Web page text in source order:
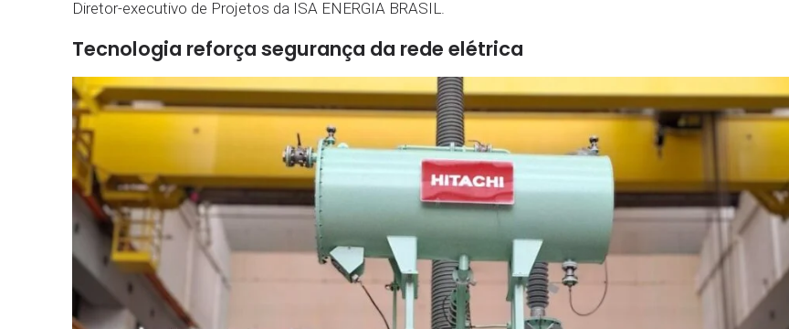
Diretor-executivo de Projetos da ISA ENERGIA BRASIL.
Tecnologia reforça segurança da rede elétrica